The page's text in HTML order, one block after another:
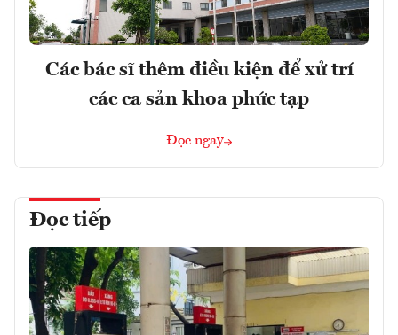
Các bác sĩ thêm điều kiện để xử trí
các ca sản khoa phức tạp
Đọc ngay
Đọc tiếp